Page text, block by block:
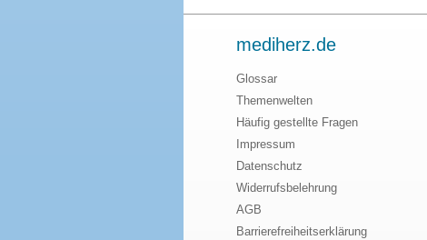
mediherz.de
Glossar
Themenwelten
Häufig gestellte Fragen
Impressum
Datenschutz
Widerrufsbelehrung
AGB
Barrierefreiheitserklärung